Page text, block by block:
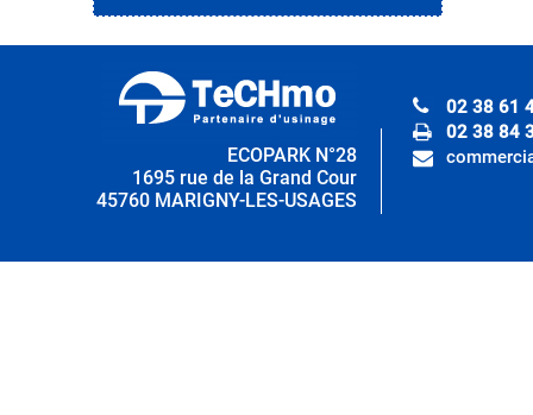
ECOPARK N°28
1695 rue de la Grand Cour
45760 MARIGNY-LES-USAGES
02 38 61
02 38 84